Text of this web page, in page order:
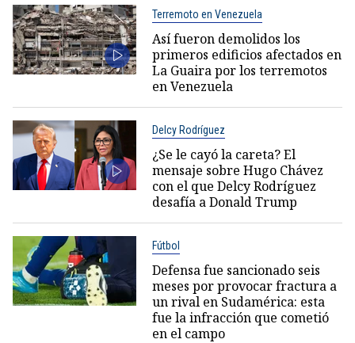
Terremoto en Venezuela
Así fueron demolidos los
primeros edificios afectados en
La Guaira por los terremotos
en Venezuela
Delcy Rodríguez
¿Se le cayó la careta? El
mensaje sobre Hugo Chávez
con el que Delcy Rodríguez
desafía a Donald Trump
Fútbol
Defensa fue sancionado seis
meses por provocar fractura a
un rival en Sudamérica: esta
fue la infracción que cometió
en el campo